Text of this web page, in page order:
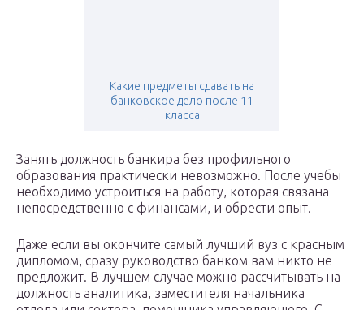
Какие предметы сдавать на
банковское дело после 11
класса
Занять должность банкира без профильного
образования практически невозможно. После учебы
необходимо устроиться на работу, которая связана
непосредственно с финансами, и обрести опыт.
Даже если вы окончите самый лучший вуз с красным
дипломом, сразу руководство банком вам никто не
предложит. В лучшем случае можно рассчитывать на
должность аналитика, заместителя начальника